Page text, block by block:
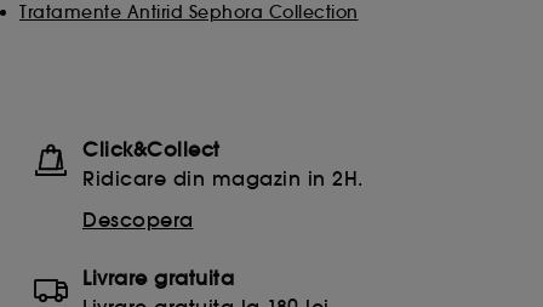
Tratamente Antirid Sephora Collection
Click&Collect
Ridicare din magazin in 2H.
Descopera
Livrare gratuita